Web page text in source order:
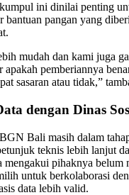
ini dinilai penting
bantuan pangan yang
mudah dan kami juga
apakah pemberiannya
sasaran atau tidak,”
dengan Dinas
Bali masih dalam
teknis lebih lanjut
mengakui pihaknya belum
untuk berkolaborasi
data lebih valid.